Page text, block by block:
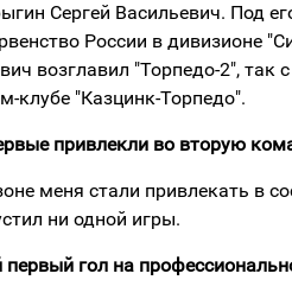
Сергей Васильевич. Под
России в дивизионе
возглавил "Торпедо-2",
клубе "Казцинк-Торпедо".
привлекли во вторую
меня стали привлекать в
ни одной игры.
гол на